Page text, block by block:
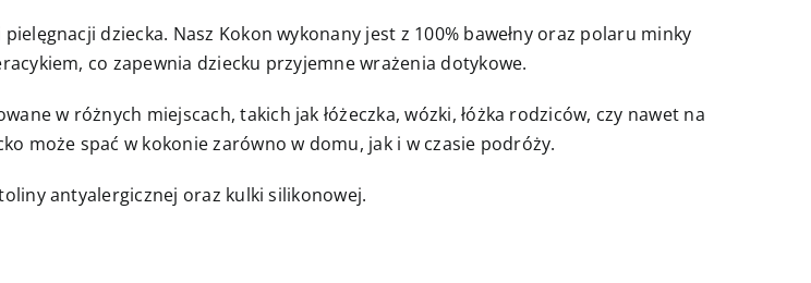
dziecka. Nasz Kokon wykonany jest z 100% bawełny oraz polaru minky
co zapewnia dziecku przyjemne wrażenia dotykowe.
w różnych miejscach, takich jak łóżeczka, wózki, łóżka rodziców, czy nawet na
może spać w kokonie zarówno w domu, jak i w czasie podróży.
antyalergicznej oraz kulki silikonowej.